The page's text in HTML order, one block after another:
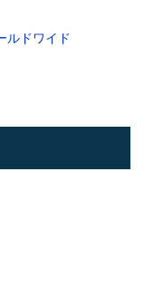
ルドワイド